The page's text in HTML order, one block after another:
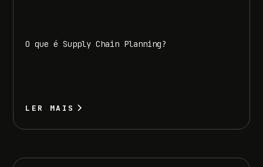
O que é Supply Chain Planning?
LER MAIS